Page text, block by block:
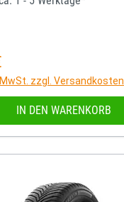
zzgl. Versandkosten
IN DEN WARENKORB